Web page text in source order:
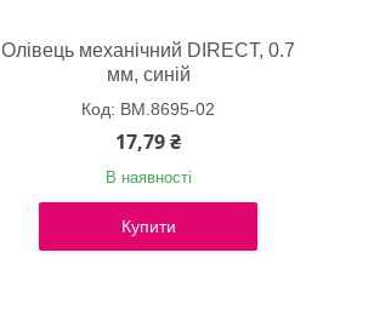
Олівець механічний DIRECT, 0.7
мм, синій
BM.8695-02
17,79 ₴
В наявності
Купити